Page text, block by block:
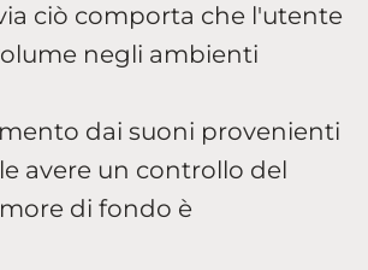
ciò comporta che l'utente
negli ambienti
dai suoni provenienti
avere un controllo del
di fondo è